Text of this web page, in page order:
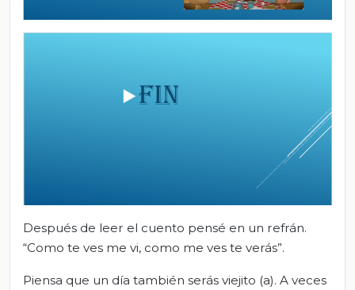
Después de leer el cuento pensé en un refrán.
“Como te ves me vi, como me ves te verás”.
Piensa que un día también serás viejito (a). A veces